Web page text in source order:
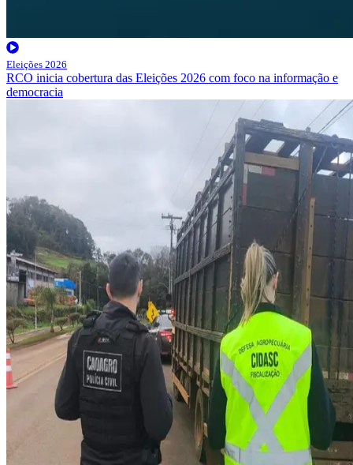
Eleições 2026
RCO inicia cobertura das Eleições 2026 com foco na informação e
democracia